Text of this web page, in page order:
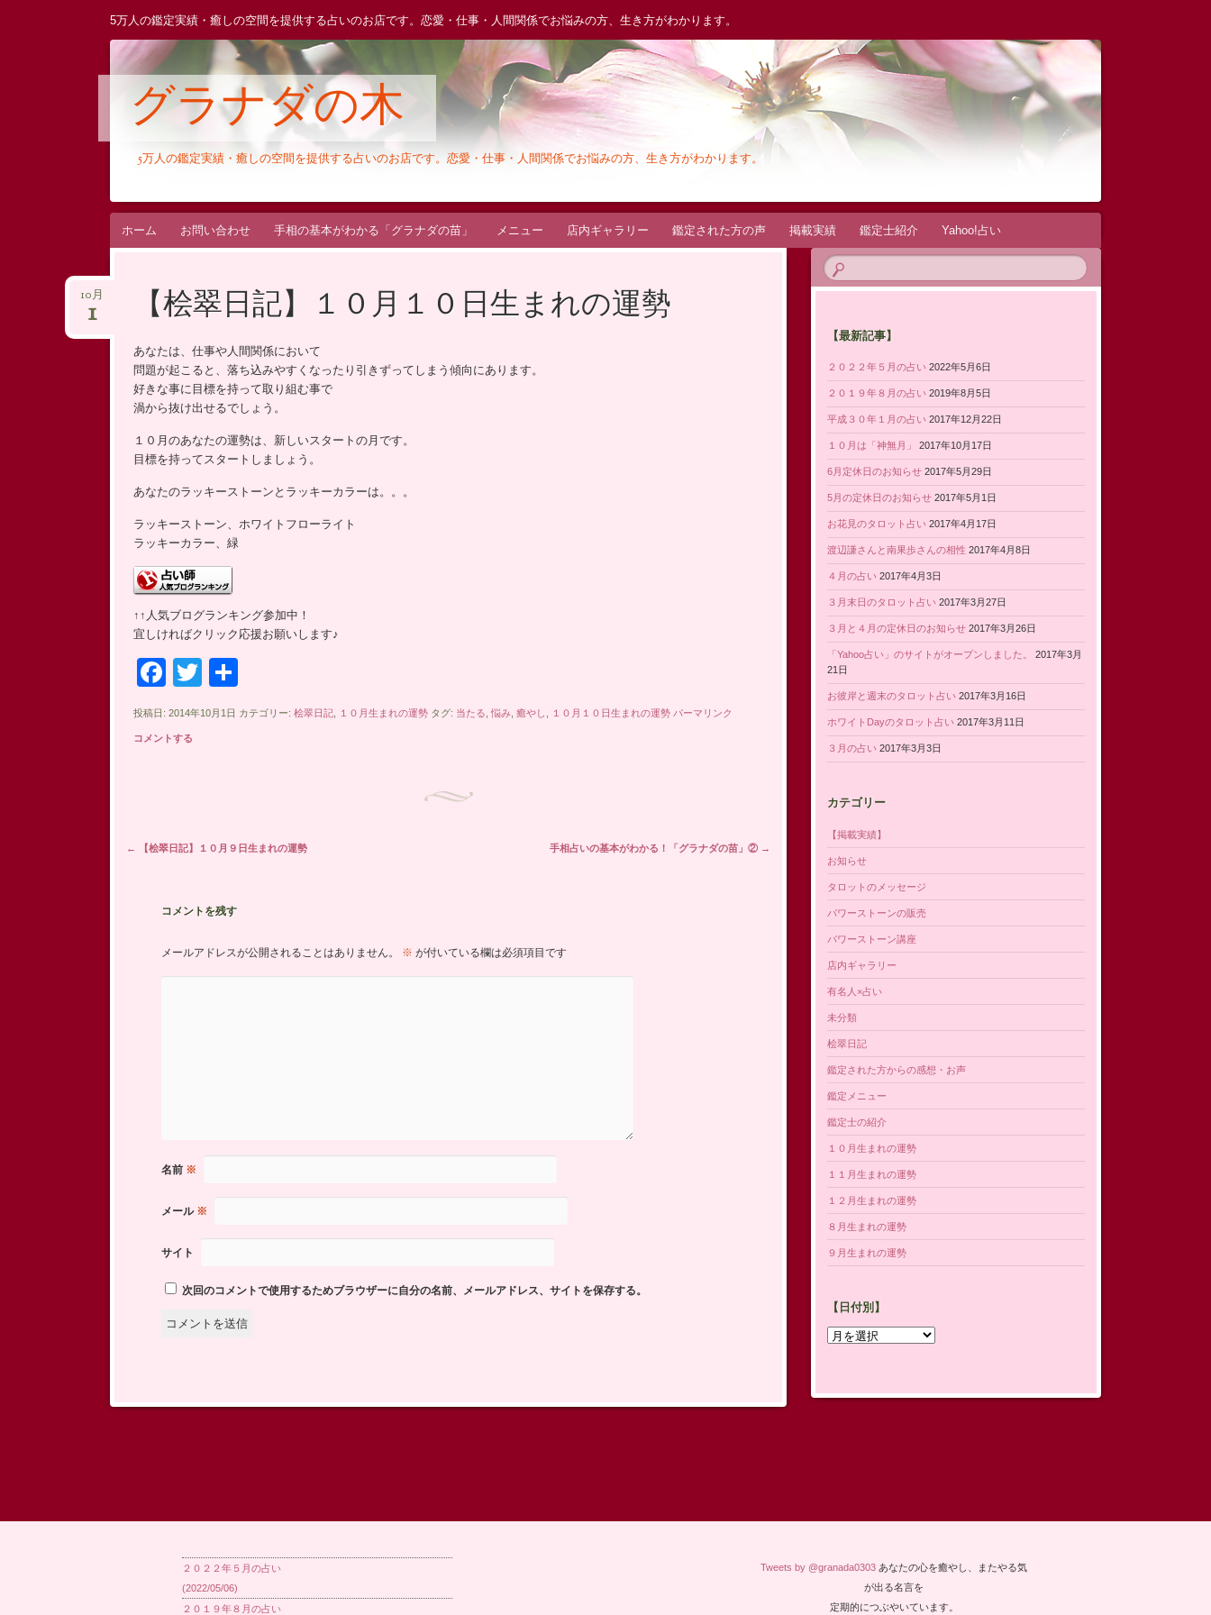
5万人の鑑定実績・癒しの空間を提供する占いのお店です。恋愛・仕事・人間関係でお悩みの方、生き方がわかります。
グラナダの木
5万人の鑑定実績・癒しの空間を提供する占いのお店です。恋愛・仕事・人間関係でお悩みの方、生き方がわかります。
コ
ン
ホーム お問い合わせ 手相の基本がわかる「グラナダの苗」 メニュー 店内ギャラリー 鑑定された方の声 掲載実績 鑑定士紹介 Yahoo!占い
【桧翠日記】１０月１０日生まれの運勢
10月
1
あなたは、仕事や人間関係において
問題が起こると、落ち込みやすくなったり引きずってしまう傾向にあります。
好きな事に目標を持って取り組む事で
渦から抜け出せるでしょう。
１０月のあなたの運勢は、新しいスタートの月です。
目標を持ってスタートしましょう。
あなたのラッキーストーンとラッキーカラーは。。。
ラッキーストーン、ホワイトフローライト
ラッキーカラー、緑
↑↑人気ブログランキング参加中！
宜しければクリック応援お願いします♪
Facebook
Twitter
共
有
投稿日: 2014年10月1日 カテゴリー: 桧翠日記, １０月生まれの運勢タグ: 当たる 悩み, 癒やし １０月１０日生まれの運勢 パーマリンク
コメントする
投稿ナビゲーション
← 【桧翠日記】１０月９日生まれの運勢 手相占いの基本がわかる！「グラナダの苗」② →
コメントを残す
メールアドレスが公開されることはありません。 ※ が付いている欄は必須項目です
名前 ※
メール ※
サイト
次回のコメントで使用するためブラウザーに自分の名前、メールアドレス、サイトを保存する。
【最新記事】
２０２２年５月の占い 2022年5月6日
２０１９年８月の占い 2019年8月5日
平成３０年１月の占い 2017年12月22日
１０月は「神無月」 2017年10月17日
6月定休日のお知らせ 2017年5月29日
5月の定休日のお知らせ 2017年5月1日
お花見のタロット占い 2017年4月17日
渡辺謙さんと南果歩さんの相性 2017年4月8日
４月の占い 2017年4月3日
３月末日のタロット占い 2017年3月27日
３月と４月の定休日のお知らせ 2017年3月26日
「Yahoo占い」のサイトがオープンしました。
2017年3月
21日
お彼岸と週末のタロット占い 2017年3月16日
ホワイトDayのタロット占い 2017年3月11日
３月の占い 2017年3月3日
カテゴリー
【掲載実績】
お知らせ
タロットのメッセージ
パワーストーンの販売
パワーストーン講座
店内ギャラリー
有名人×占い
未分類
桧翠日記
鑑定された方からの感想・お声
鑑定メニュー
鑑定士の紹介
１０月生まれの運勢
１１月生まれの運勢
１２月生まれの運勢
８月生まれの運勢
９月生まれの運勢
【日付別】
【日
２０２２年５月の占い
(2022/05/06)
２０１９年８月の占い
Tweets by @granada0303 あなたの心を癒やし、またやる気
が出る名言を
定期的につぶやいています。